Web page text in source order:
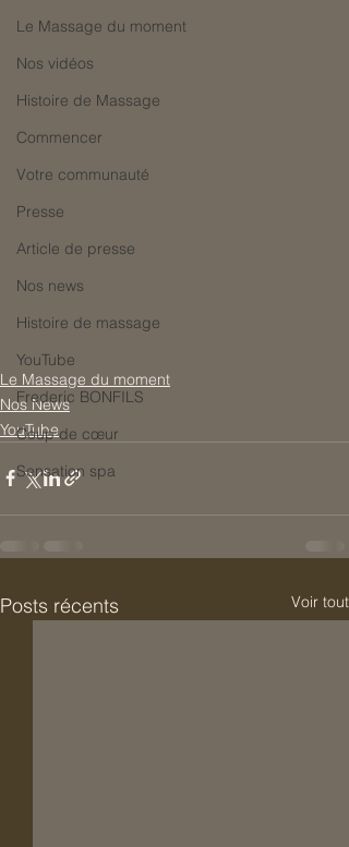
Le Massage du moment
Nos vidéos
Histoire de Massage
Commencer
Votre communauté
Presse
Article de presse
Nos news
Histoire de massage
YouTube
Frederic BONFILS
Coup de cœur
Sensation spa
Le Massage du moment
Nos News
YouTube
Posts récents Voir tout